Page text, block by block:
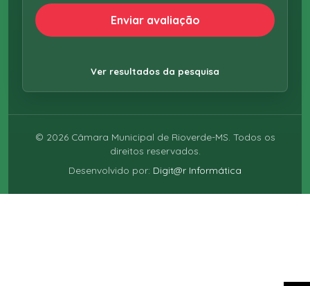
Enviar avaliação
Ver resultados da pesquisa
© 2026Câmara Municipal de Rioverde-MS. Todos os
direitos reservados.
Desenvolvido por: Digit@r Informática